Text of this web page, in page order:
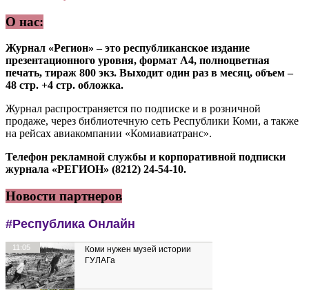
О нас:
Журнал «Регион» – это республиканское издание
презентационного уровня, формат А4, полноцветная
печать, тираж 800 экз. Выходит один раз в месяц, объем –
48 стр. +4 стр. обложка.
Журнал распространяется по подписке и в розничной
продаже, через библиотечную сеть Республики Коми, а также
на рейсах авиакомпании «Комиавиатранс».
Телефон рекламной службы и корпоративной подписки
журнала «РЕГИОН» (8212) 24-54-10.
Новости партнеров